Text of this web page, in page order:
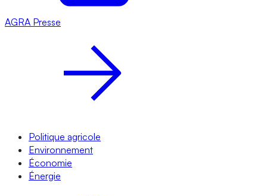
AGRA Presse
Politique agricole
Environnement
Économie
Énergie